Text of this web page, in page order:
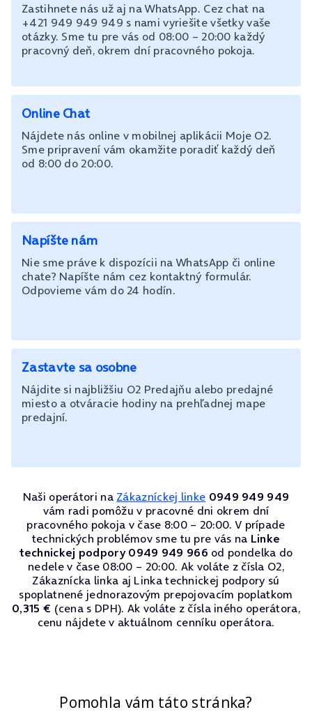
Zastihnete nás už aj na WhatsApp. Cez chat na
+421 949 949 949 s nami vyriešite všetky vaše
otázky. Sme tu pre vás od 08:00 – 20:00 každý
pracovný deň, okrem dní pracovného pokoja.
Online Chat
Nájdete nás online v mobilnej aplikácii Moje O2.
Sme pripravení vám okamžite poradiť každý deň
od 8:00 do 20:00.
Napíšte nám
Nie sme práve k dispozícii na WhatsApp či online
chate? Napíšte nám cez kontaktný formulár.
Odpovieme vám do 24 hodín.
Zastavte sa osobne
Nájdite si najbližšiu O2 Predajňu alebo predajné
miesto a otváracie hodiny na prehľadnej mape
predajní.
Naši operátori na Zákazníckej linke 0949 949 949
vám radi pomôžu v pracovné dni okrem dní
pracovného pokoja v čase 8:00 – 20:00. V prípade
technických problémov sme tu pre vás na Linke
technickej podpory 0949 949 966 od pondelka do
nedele v čase 08:00 – 20:00. Ak voláte z čísla O2,
Zákaznícka linka aj Linka technickej podpory sú
spoplatnené jednorazovým prepojovacím poplatkom
0,315 € (cena s DPH). Ak voláte z čísla iného operátora,
cenu nájdete v aktuálnom cenníku operátora.
Pomohla vám táto stránka?